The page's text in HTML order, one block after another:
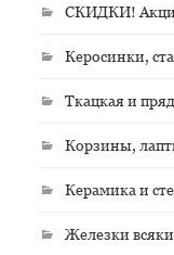
СКИДКИ!
Керосинки,
Ткацкая и
Корзины,
Керамика и
Железки